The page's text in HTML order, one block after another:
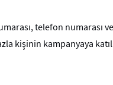
telefon numarası
kişinin kampanyaya